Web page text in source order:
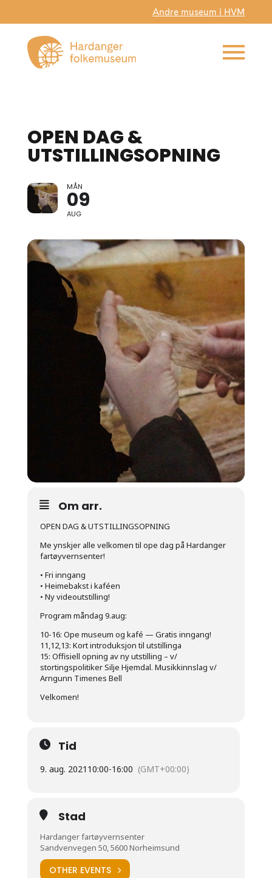
Andre museum i HVM
OPEN DAG &
UTSTILLINGSOPNING
MÅN
09
AUG
Om arr.
OPEN DAG & UTSTILLINGSOPNING
Me ynskjer alle velkomen til ope dag på Hardanger
fartøyvernsenter!
• Fri inngang
• Heimebakst i kaféen
• Ny videoutstilling!
Program måndag 9.aug:
10-16: Ope museum og kafé ­— Gratis inngang!
11,12,13: Kort introduksjon til utstillinga
15: Offisiell opning av ny utstilling – v/
stortingspolitiker Silje Hjemdal. Musikkinnslag v/
Arngunn Timenes Bell
Velkomen!
Tid
9. aug. 2021 10:00-16:00 (GMT+00:00)
Stad
Hardanger fartøyvernsenter
Sandvenvegen 50, 5600 Norheimsund
OTHER EVENTS